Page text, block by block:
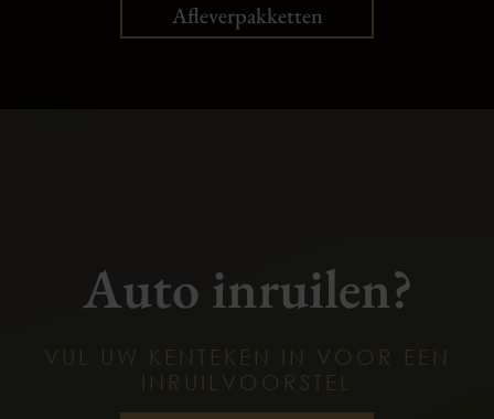
Afleverpakketten
Auto inruilen?
VUL UW KENTEKEN IN VOOR EEN
INRUILVOORSTEL